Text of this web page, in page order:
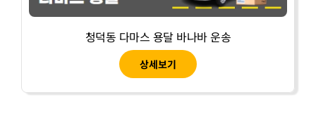
청덕동 다마스 용달 바나바 운송
상세보기